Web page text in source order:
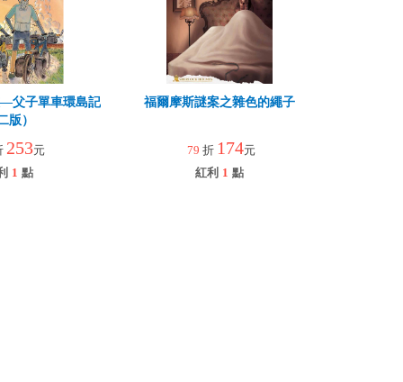
父子單車環島記
版）
253元
1 點
福爾摩斯謎案之雜色的繩子
79 折 174元
紅利 1 點